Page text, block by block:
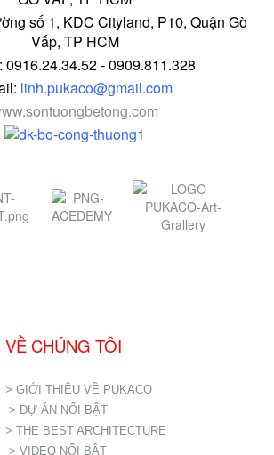
số 1, KDC Cityland, P10, Quận Gò
Vấp, TP HCM
0916.24.34.52 - 0909.811.328
linh.pukaco@gmail.com
VỀ CHÚNG TÔI
> GIỚI THIỆU VỀ PUKACO
> DỰ ÁN NỔI BẬT
> THE BEST ARCHITECTURE
> VIDEO NỔI BẬT